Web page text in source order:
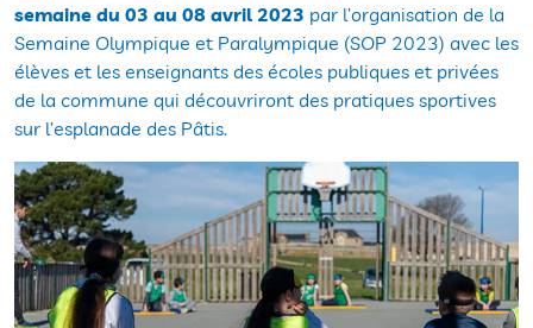
semaine du 03 au 08 avril 2023 par l’organisation de la
Semaine Olympique et Paralympique (SOP 2023) avec les
élèves et les enseignants des écoles publiques et privées
de la commune qui découvriront des pratiques sportives
sur l’esplanade des Pâtis.